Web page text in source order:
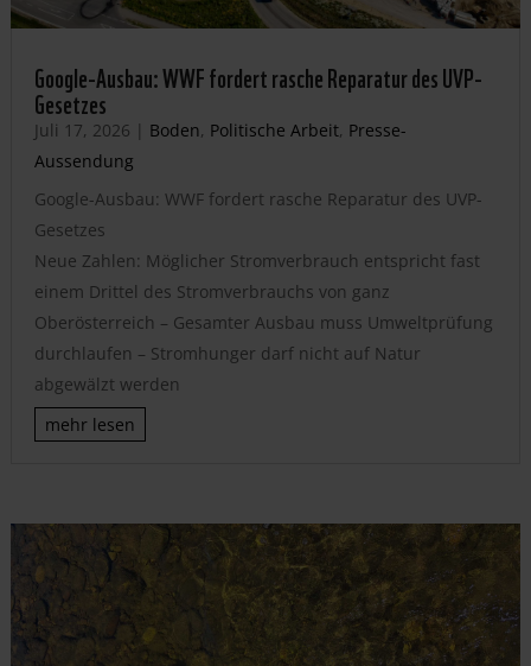
Google-Ausbau: WWF fordert rasche Reparatur des UVP-
Gesetzes
Juli 17, 2026 | Boden, Politische Arbeit, Presse-
Aussendung
Google-Ausbau: WWF fordert rasche Reparatur des UVP-
Gesetzes
Neue Zahlen: Möglicher Stromverbrauch entspricht fast
einem Drittel des Stromverbrauchs von ganz
Oberösterreich – Gesamter Ausbau muss Umweltprüfung
durchlaufen – Stromhunger darf nicht auf Natur
abgewälzt werden
mehr lesen